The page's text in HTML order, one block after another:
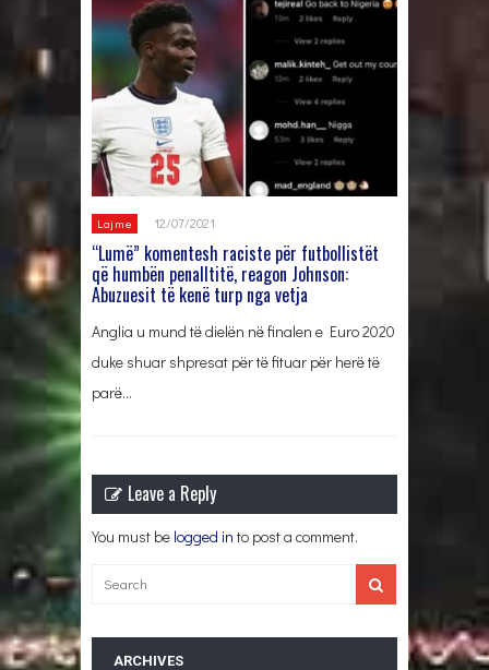
Lajme 12/07/2021
“Lumë” komentesh raciste për futbollistët
që humbën penalltitë, reagon Johnson:
Abuzuesit të kenë turp nga vetja
Anglia u mund të dielën në finalen e Euro 2020
duke shuar shpresat për të fituar për herë të
parë…
Leave a Reply
You must be logged in to post a comment.
ARCHIVES